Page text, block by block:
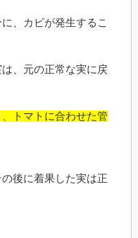
、カビが発生するこ
、元の正常な実に戻
トマトに合わせた管
後に着果した実は正